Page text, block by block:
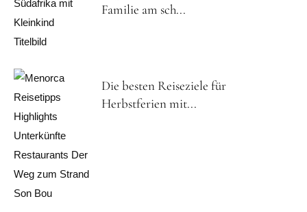
Familie am sch...
Die besten Reiseziele für
Herbstferien mit...